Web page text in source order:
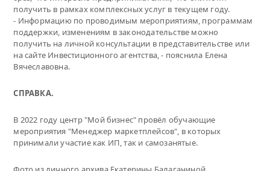
получить в рамках комплексных услуг в текущем году.
- Информацию по проводимым мероприятиям, программам
поддержки, изменениям в законодательстве можно
получить на личной консультации в представительстве или
на сайте Инвестиционного агентства, - пояснила Елена
Вячеславовна.
СПРАВКА.
В 2022 году центр "Мой бизнес" провёл обучающие
мероприятия "Менеджер маркетплейсов", в которых
принимали участие как ИП, так и самозанятые.